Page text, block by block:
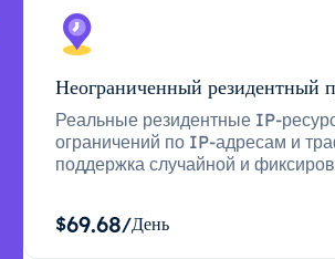
Неограниченный резидентный
Реальные резидентные IP-
ограничений по IP-адресам и
поддержка случайной и
$69.68/День